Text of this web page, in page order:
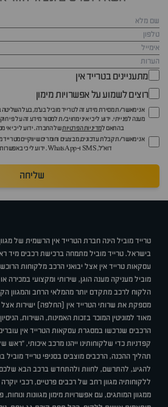
מתעניינים בטרייד אין
רוצים לשמוע על אפשרויות מימון
אני מאשר/ת מסירת מידע זה לטרייד מוביל בע"מ, בעל
מענה לפנייתי. ידוע לי כי איני מחויב/ת למסור מידע זה על פי
בהתאם למדיניות הפרטיותשל החברה. ידוע לי כי אי
אני מאשר/ת קבלת עדכונים, מבצעים וחומרים שיווקיים
דוא״ל, SMS ו-WhatsApp. ידוע לי כי באפשרותי לבטל הסכמה זו בכל עת.
שליחה
טרייד מוביל הינה חברת הטרייד אין הרשמית של
בישראל. טרייד מוביל מתמחה ברכישת רכבים מיד
עסקאות טרייד אין אצל יבואני הרכב מלקוחות
מוביל מעניקה מענה הוגן, שירותי ומקצועי
הלקוח לרכב מתקדם יותר מהמלאי הרחב והמגוון
מספקת את שרותי הטרייד אין (החלפה) ישירות
מאוד למוניטין המוכר בזכות האמינות, השירות,
הרכבים שנרכשו במסגרת עסקאות הטרייד אין
קפדניות כדי שלקוחותינו ייהנו מרכב איכותי, "ראש
תהליך ההכנה, הרכבים מוצבים בסניפי טרייד
להגיע, להתרשם, לחוות ולהתחדש ברכב הבא שלכם.
ללקוחותיה מגוון רחב של רכבים פרטיים, רכבי
ממגוון המותגים, עם אפשרויות מימון מגוונות ונוחות,